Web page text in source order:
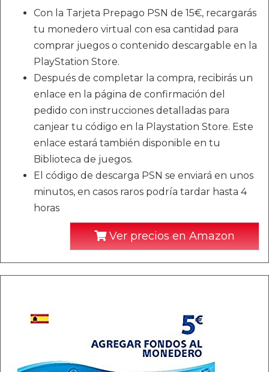
Con la Tarjeta Prepago PSN de 15€, recargarás
tu monedero virtual con esa cantidad para
comprar juegos o contenido descargable en la
PlayStation Store.
Después de completar la compra, recibirás un
enlace en la página de confirmación del
pedido con instrucciones detalladas para
canjear tu código en la Playstation Store. Este
enlace estará también disponible en tu
Biblioteca de juegos.
El código de descarga PSN se enviará en unos
minutos, en casos raros podría tardar hasta 4
horas
Ver precios en Amazon